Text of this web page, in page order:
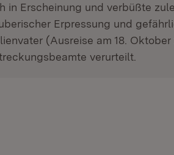
in Erscheinung und verbüßte
Erpressung und
(Ausreise am 18.
verurteilt.